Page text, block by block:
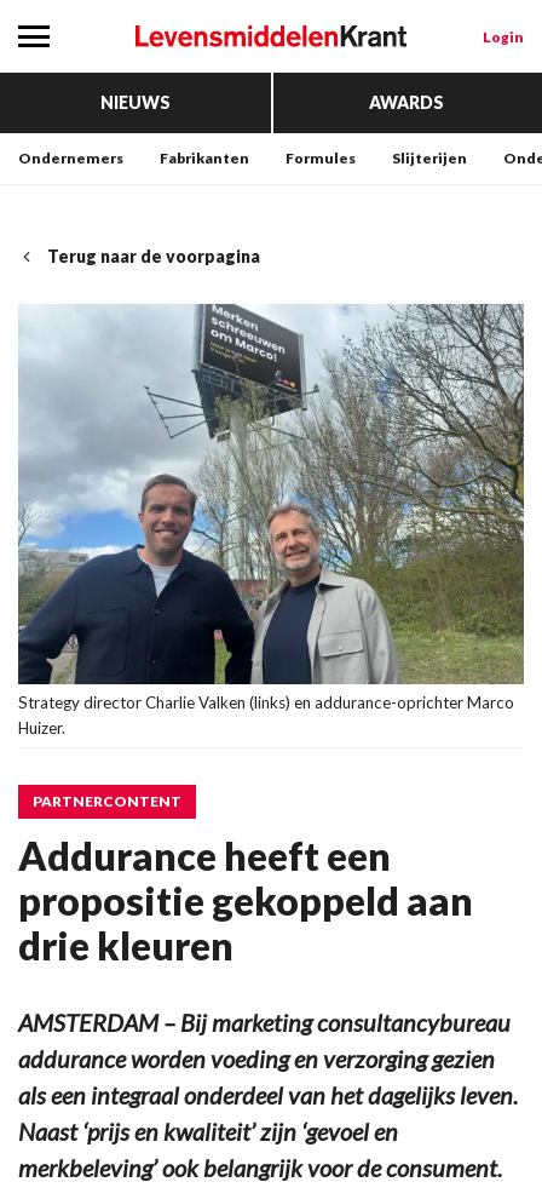
Login
NIEUWS AWARDS
Ondernemers Fabrikanten Formules Slijterijen
Terug naar de voorpagina
Strategy director Charlie Valken (links) en addurance-oprichter Marco
Huizer.
PARTNERCONTENT
Addurance heeft een
propositie gekoppeld aan
drie kleuren
AMSTERDAM – Bij marketing consultancybureau
addurance worden voeding en verzorging gezien
als een integraal onderdeel van het dagelijks leven.
Naast ‘prijs en kwaliteit’ zijn ‘gevoel en
merkbeleving’ ook belangrijk voor de consument.